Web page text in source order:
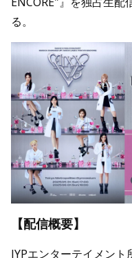
る。
【配信概要】
JYPエンターテイメン